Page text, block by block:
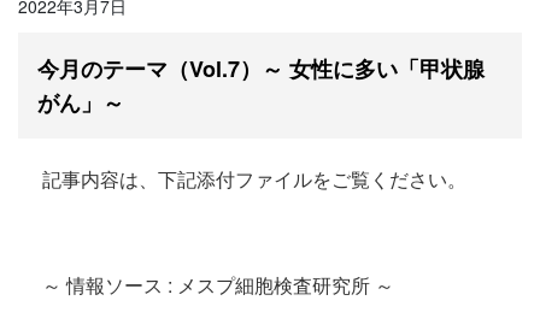
2022年3月7日
今月のテーマ（Vol.7）～ 女性に多い「甲状腺
がん」～
記事内容は、下記添付ファイルをご覧ください。
～ 情報ソース : メスプ細胞検査研究所 ～